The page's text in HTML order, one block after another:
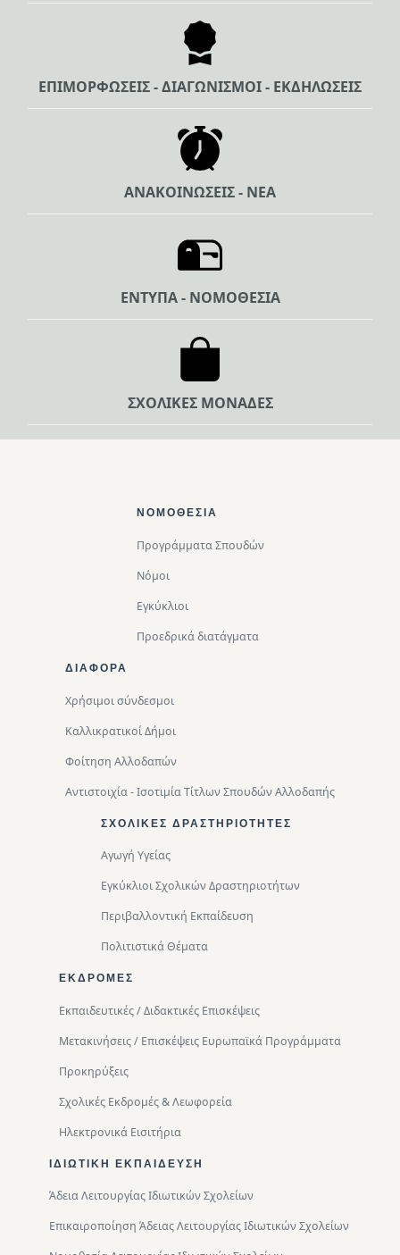
ΕΠΙΜΟΡΦΩΣΕΙΣ - ΔΙΑΓΩΝΙΣΜΟΙ - ΕΚΔΗΛΩΣΕΙΣ
ΑΝΑΚΟΙΝΩΣΕΙΣ - ΝΕΑ
ΕΝΤΥΠΑ - ΝΟΜΟΘΕΣΙΑ
ΣΧΟΛΙΚΕΣ ΜΟΝΑΔΕΣ
ΝΟΜΟΘΕΣΊΑ
Προγράμματα Σπουδών
Νόμοι
Εγκύκλιοι
Προεδρικά διατάγματα
ΔΙΑΦΟΡΑ
Χρήσιμοι σύνδεσμοι
Καλλικρατικοί Δήμοι
Φοίτηση Αλλοδαπών
Αντιστοιχία - Ισοτιμία Τίτλων Σπουδών Αλλοδαπής
ΣΧΟΛΙΚΈΣ ΔΡΑΣΤΗΡΙΌΤΗΤΕΣ
Αγωγή Υγείας
Εγκύκλιοι Σχολικών Δραστηριοτήτων
Περιβαλλοντική Eκπαίδευση
Πολιτιστικά Θέματα
ΕΚΔΡΟΜΈΣ
Εκπαιδευτικές / Διδακτικές Επισκέψεις
Μετακινήσεις / Επισκέψεις Ευρωπαϊκά Προγράμματα
Προκηρύξεις
Σχολικές Εκδρομές & Λεωφορεία
Ηλεκτρονικά Εισιτήρια
ΙΔΙΩΤΙΚΉ ΕΚΠΑΊΔΕΥΣΗ
Άδεια Λειτουργίας Ιδιωτικών Σχολείων
Επικαιροποίηση Άδειας Λειτουργίας Ιδιωτικών Σχολείων